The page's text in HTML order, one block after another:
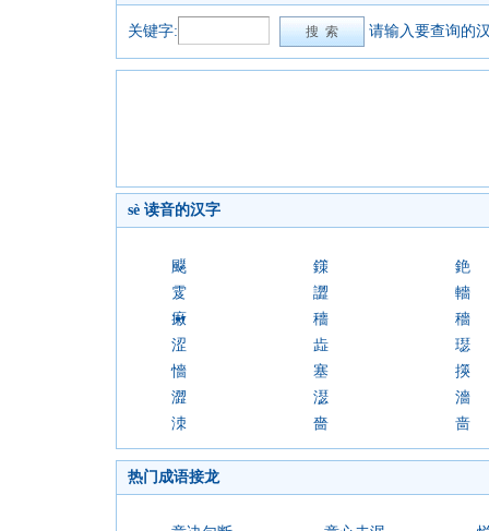
关键字: 请输入要查询的
sè 读音的汉字
飋 鏼
銫
雭
譅
轖
瘷
穯
穡
涩
歮
璱
懎
塞
擌
澀
濏
濇
洓
嗇 啬
热门成语接龙